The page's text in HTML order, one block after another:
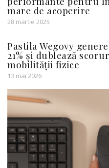
mare de acoperire
28 martie 2025
Pastila Wegovy
21% și dublează
mobilității fizice
13 mai 2026